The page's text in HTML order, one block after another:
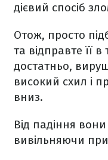
дієвий спосіб
Отож, просто
та відправте її
достатньо,
високий схил і
вниз.
Від падіння
вивільняючи